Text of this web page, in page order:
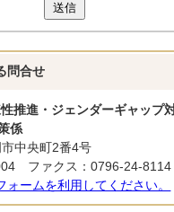
送信
問合せ
推進・ジェンダーギャップ
係
中央町2番4号
ファクス：0796-24-8114
ォームを利用してください。